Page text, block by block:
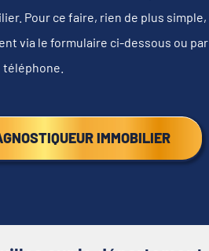
Pour ce faire, rien de plus simple,
via le formulaire ci-dessous ou par
téléphone.
IMMOBILIER